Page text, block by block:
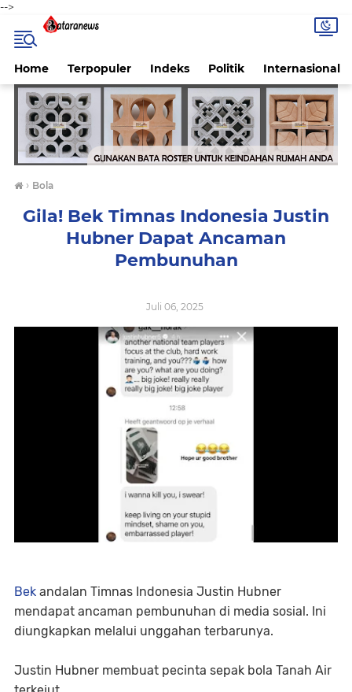
-->
Home Terpopuler Indeks Politik Internasional
› Bola
Gila! Bek Timnas Indonesia Justin
Hubner Dapat Ancaman
Pembunuhan
Juli 06, 2025
Bek andalan Timnas Indonesia Justin Hubner
mendapat ancaman pembunuhan di media sosial. Ini
diungkapkan melalui unggahan terbarunya.
Justin Hubner membuat pecinta sepak bola Tanah Air